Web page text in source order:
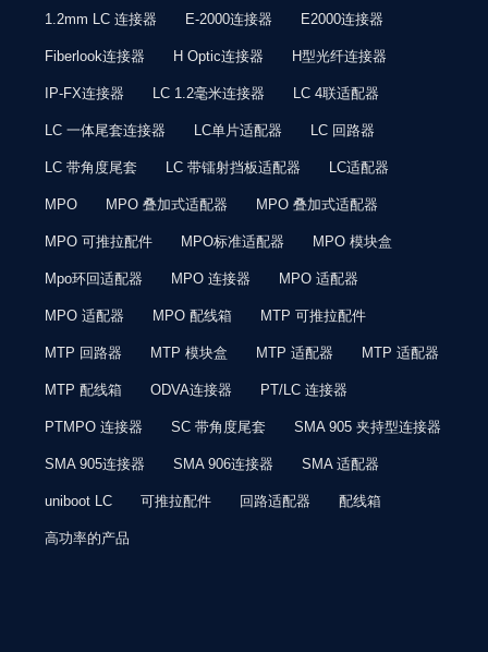
1.2mm LC 连接器 E-2000连接器 E2000连接器
Fiberlook连接器 H Optic连接器 H型光纤连接器
IP-FX连接器 LC 1.2毫米连接器 LC 4联适配器
LC 一体尾套连接器 LC单片适配器 LC 回路器
LC 带角度尾套 LC 带镭射挡板适配器 LC适配器
MPO MPO 叠加式适配器 MPO 叠加式适配器
MPO 可推拉配件 MPO标准适配器 MPO 模块盒
Mpo环回适配器 MPO 连接器 MPO 适配器
MPO 适配器 MPO 配线箱 MTP 可推拉配件
MTP 回路器 MTP 模块盒 MTP 适配器 MTP 适配器
MTP 配线箱 ODVA连接器 PT/LC 连接器
PTMPO 连接器 SC 带角度尾套 SMA 905 夹持型连接器
SMA 905连接器 SMA 906连接器 SMA 适配器
uniboot LC 可推拉配件 回路适配器 配线箱
高功率的产品